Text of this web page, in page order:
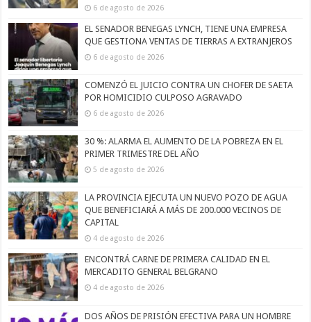
6 de agosto de 2026
EL SENADOR BENEGAS LYNCH, TIENE UNA EMPRESA
QUE GESTIONA VENTAS DE TIERRAS A EXTRANJEROS
6 de agosto de 2026
COMENZÓ EL JUICIO CONTRA UN CHOFER DE SAETA
POR HOMICIDIO CULPOSO AGRAVADO
6 de agosto de 2026
30 %: ALARMA EL AUMENTO DE LA POBREZA EN EL
PRIMER TRIMESTRE DEL AÑO
5 de agosto de 2026
LA PROVINCIA EJECUTA UN NUEVO POZO DE AGUA
QUE BENEFICIARÁ A MÁS DE 200.000 VECINOS DE
CAPITAL
4 de agosto de 2026
ENCONTRÁ CARNE DE PRIMERA CALIDAD EN EL
MERCADITO GENERAL BELGRANO
4 de agosto de 2026
DOS AÑOS DE PRISIÓN EFECTIVA PARA UN HOMBRE